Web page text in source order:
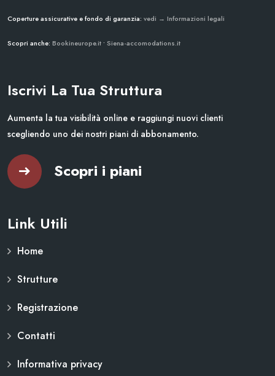
Coperture assicurative e fondo di garanzia: vedi → Informazioni legali
Scopri anche: Bookineurope.it • Siena-accomodations.it
Iscrivi La Tua Struttura
Aumenta la tua visibilità online e raggiungi nuovi clienti
scegliendo uno dei nostri piani di abbonamento.
Scopri i piani
Link Utili
Home
Strutture
Registrazione
Contatti
Informativa privacy